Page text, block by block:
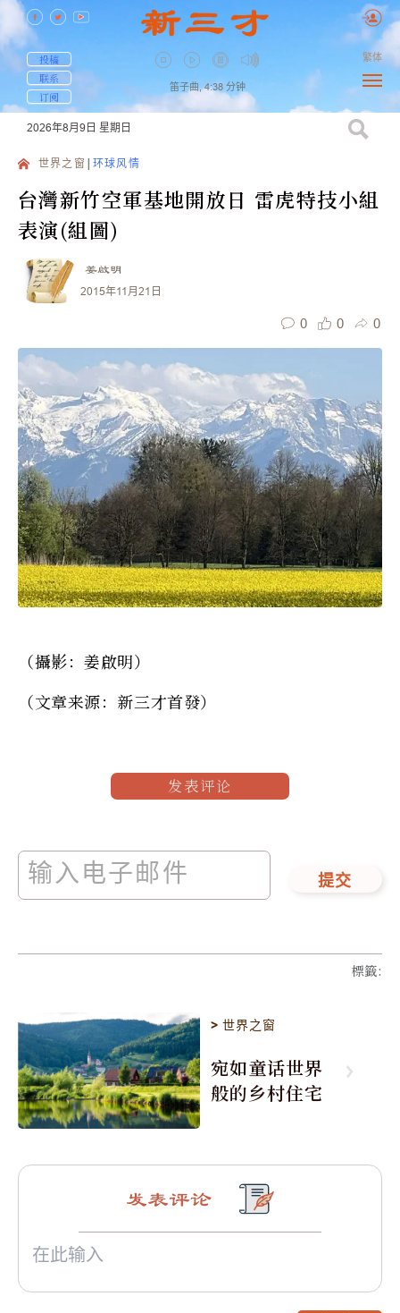
投稿
联系
订阅
笛子曲, 4:38 分钟
繁体
2026年8月9日 星期日
世界之窗 环球风情
台灣新竹空軍基地開放日 雷虎特技小組
表演(組圖)
姜啟明
2015年11月21日
0 0 0
（攝影：姜啟明）
（文章来源：新三才首發）
发表评论
提交
標籤:
>世界之窗
宛如童话世界
般的乡村住宅
发表评论